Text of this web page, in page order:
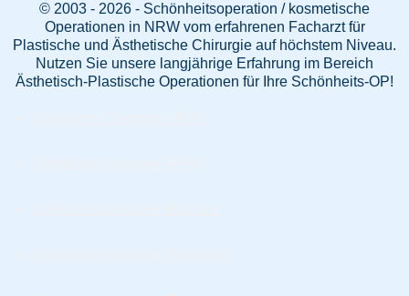
© 2003 - 2026 - Schönheitsoperation / kosmetische
Operationen in NRW vom erfahrenen Facharzt für
Plastische und Ästhetische Chirurgie auf höchstem Niveau.
Nutzen Sie unsere langjährige Erfahrung im Bereich
Ästhetisch-Plastische Operationen für Ihre Schönheits-OP!